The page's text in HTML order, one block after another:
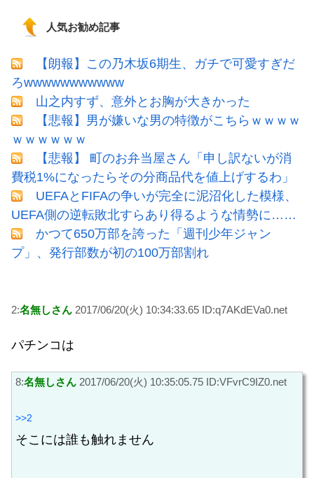
人気お勧め記事
【朗報】この乃木坂6期生、ガチで可愛すぎだ
ろwwwwwwwwwww
山之内すず、意外とお胸が大きかった
【悲報】男が嫌いな男の特徴がこちらｗｗｗｗ
ｗｗｗｗｗｗ
【悲報】 町のお弁当屋さん「申し訳ないが消
費税1%になったらその分商品代を値上げするわ」
UEFAとFIFAの争いが完全に泥沼化した模様、
UEFA側の逆転敗北すらあり得るような情勢に……
かつて650万部を誇った「週刊少年ジャン
プ」、発行部数が初の100万部割れ
2:名無しさん 2017/06/20(火) 10:34:33.65 ID:q7AKdEVa0.net
パチンコは
8:名無しさん 2017/06/20(火) 10:35:05.75 ID:VFvrC9IZ0.net
>>2
そこには誰も触れません